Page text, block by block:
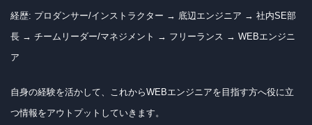
経歴: プロダンサー/インストラクター → 底辺エンジニア → 社内SE部
長 → チームリーダー/マネジメント → フリーランス → WEBエンジニ
ア
自身の経験を活かして、これからWEBエンジニアを目指す方へ役に立
つ情報をアウトプットしていきます。